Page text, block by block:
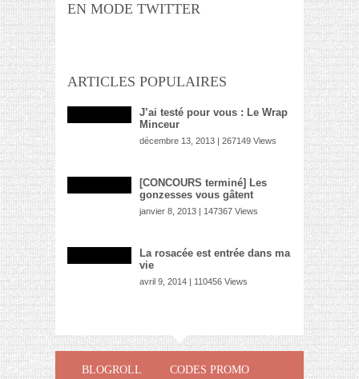
EN MODE TWITTER
ARTICLES POPULAIRES
J’ai testé pour vous : Le Wrap
Minceur
décembre 13, 2013 | 267149 Views
[CONCOURS terminé] Les
gonzesses vous gâtent
janvier 8, 2013 | 147367 Views
La rosacée est entrée dans ma
vie
avril 9, 2014 | 110456 Views
BLOGROLL
CODES PROMO